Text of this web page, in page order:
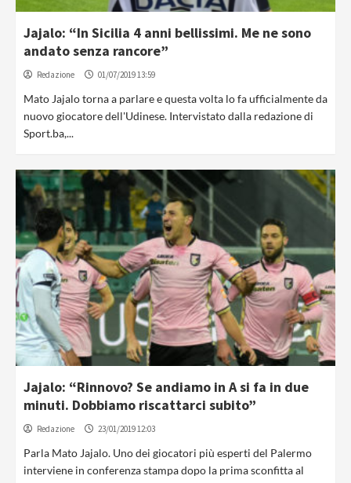
Jajalo: “In Sicilia 4 anni bellissimi. Me ne sono
andato senza rancore”
Redazione 01/07/2019 13:59
Mato Jajalo torna a parlare e questa volta lo fa ufficialmente da
nuovo giocatore dell'Udinese. Intervistato dalla redazione di
Sport.ba,...
Jajalo: “Rinnovo? Se andiamo in A si fa in due
minuti. Dobbiamo riscattarci subito”
Redazione 23/01/2019 12:03
Parla Mato Jajalo. Uno dei giocatori più esperti del Palermo
interviene in conferenza stampa dopo la prima sconfitta al